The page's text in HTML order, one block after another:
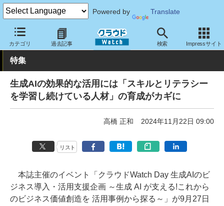
Powered by Translate
カテゴリ 過去記事 検索 Impressサイト
クラウド Watch イベント
特集
生成AIの効果的な活用には「スキルとリテラシー
を学習し続けている人材」の育成がカギに
高橋 正和 2024年11月22日 09:00
リスト
本誌主催のイベント「クラウドWatch Day 生成AIのビ
ジネス導入・活用支援企画 ～生成 AI が支える!これから
のビジネス価値創造を 活用事例から探る～」が9月27日